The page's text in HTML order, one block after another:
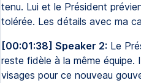
tenu. Lui et le Président
tolérée. Les détails avec ma
[00:01:38] Speaker 2: Le
reste fidèle à la même équipe.
visages pour ce nouveau